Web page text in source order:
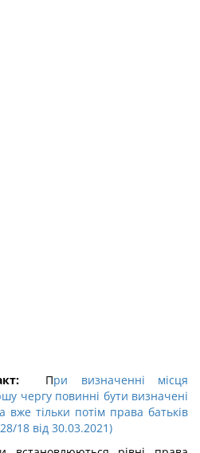
акт: При визначенні місця
чергу повинні бути визначені
вже тільки потім права батьків
18 від 30.03.2021)